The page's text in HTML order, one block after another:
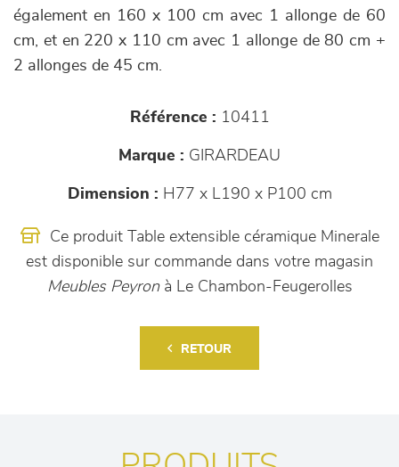
également en 160 x 100 cm avec 1 allonge de 60
cm, et en 220 x 110 cm avec 1 allonge de 80 cm +
2 allonges de 45 cm.
Référence : 10411
Marque : GIRARDEAU
Dimension : H77 x L190 x P100 cm
Ce produit Table extensible céramique Minerale
est disponible sur commande dans votre magasin
Meubles Peyronà Le Chambon-Feugerolles
RETOUR